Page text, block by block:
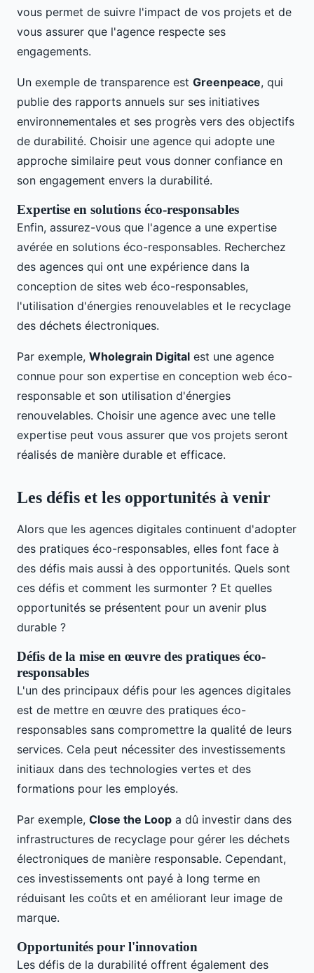
vous permet de suivre l'impact de vos projets et de
vous assurer que l'agence respecte ses
engagements.
Un exemple de transparence est Greenpeace, qui
publie des rapports annuels sur ses initiatives
environnementales et ses progrès vers des objectifs
de durabilité. Choisir une agence qui adopte une
approche similaire peut vous donner confiance en
son engagement envers la durabilité.
Expertise en solutions éco-responsables
Enfin, assurez-vous que l'agence a une expertise
avérée en solutions éco-responsables. Recherchez
des agences qui ont une expérience dans la
conception de sites web éco-responsables,
l'utilisation d'énergies renouvelables et le recyclage
des déchets électroniques.
Par exemple, Wholegrain Digital est une agence
connue pour son expertise en conception web éco-
responsable et son utilisation d'énergies
renouvelables. Choisir une agence avec une telle
expertise peut vous assurer que vos projets seront
réalisés de manière durable et efficace.
Les défis et les opportunités à venir
Alors que les agences digitales continuent d'adopter
des pratiques éco-responsables, elles font face à
des défis mais aussi à des opportunités. Quels sont
ces défis et comment les surmonter ? Et quelles
opportunités se présentent pour un avenir plus
durable ?
Défis de la mise en œuvre des pratiques éco-
responsables
L'un des principaux défis pour les agences digitales
est de mettre en œuvre des pratiques éco-
responsables sans compromettre la qualité de leurs
services. Cela peut nécessiter des investissements
initiaux dans des technologies vertes et des
formations pour les employés.
Par exemple, Close the Loop a dû investir dans des
infrastructures de recyclage pour gérer les déchets
électroniques de manière responsable. Cependant,
ces investissements ont payé à long terme en
réduisant les coûts et en améliorant leur image de
marque.
Opportunités pour l'innovation
Les défis de la durabilité offrent également des